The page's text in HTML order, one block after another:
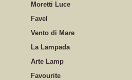
Moretti Luce
Favel
Vento di Mare
La Lampada
Arte Lamp
Favourite